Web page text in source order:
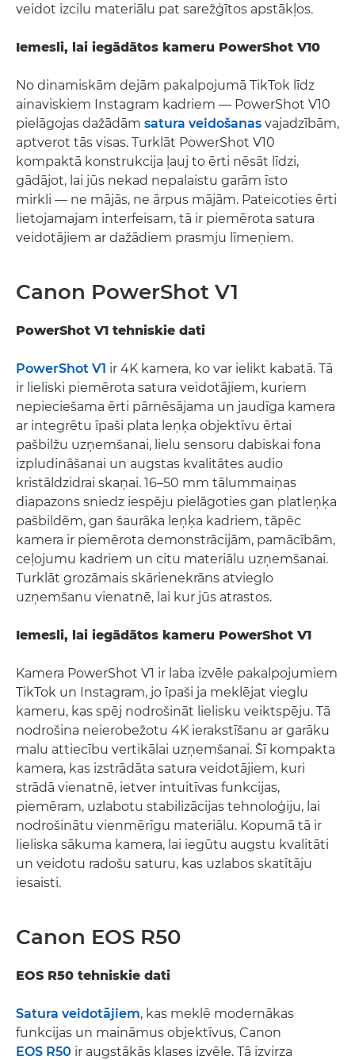
veidot izcilu materiālu pat sarežģītos apstākļos.
Iemesli, lai iegādātos kameru PowerShot V10
No dinamiskām dejām pakalpojumā TikTok līdz
ainaviskiem Instagram kadriem — PowerShot V10
pielāgojas dažādām satura veidošanas vajadzībām,
aptverot tās visas. Turklāt PowerShot V10
kompaktā konstrukcija ļauj to ērti nēsāt līdzi,
gādājot, lai jūs nekad nepalaistu garām īsto
mirkli — ne mājās, ne ārpus mājām. Pateicoties ērti
lietojamajam interfeisam, tā ir piemērota satura
veidotājiem ar dažādiem prasmju līmeņiem.
Canon PowerShot V1
PowerShot V1 tehniskie dati
PowerShot V1 ir 4K kamera, ko var ielikt kabatā. Tā
ir lieliski piemērota satura veidotājiem, kuriem
nepieciešama ērti pārnēsājama un jaudīga kamera
ar integrētu īpaši plata leņķa objektīvu ērtai
pašbilžu uzņemšanai, lielu sensoru dabiskai fona
izpludināšanai un augstas kvalitātes audio
kristāldzidrai skaņai. 16–50 mm tālummaiņas
diapazons sniedz iespēju pielāgoties gan platleņķa
pašbildēm, gan šaurāka leņķa kadriem, tāpēc
kamera ir piemērota demonstrācijām, pamācībām,
ceļojumu kadriem un citu materiālu uzņemšanai.
Turklāt grozāmais skārienekrāns atvieglo
uzņemšanu vienatnē, lai kur jūs atrastos.
Iemesli, lai iegādātos kameru PowerShot V1
Kamera PowerShot V1 ir laba izvēle pakalpojumiem
TikTok un Instagram, jo īpaši ja meklējat vieglu
kameru, kas spēj nodrošināt lielisku veiktspēju. Tā
nodrošina neierobežotu 4K ierakstīšanu ar garāku
malu attiecību vertikālai uzņemšanai. Šī kompakta
kamera, kas izstrādāta satura veidotājiem, kuri
strādā vienatnē, ietver intuitīvas funkcijas,
piemēram, uzlabotu stabilizācijas tehnoloģiju, lai
nodrošinātu vienmērīgu materiālu. Kopumā tā ir
lieliska sākuma kamera, lai iegūtu augstu kvalitāti
un veidotu radošu saturu, kas uzlabos skatītāju
iesaisti.
Canon EOS R50
EOS R50 tehniskie dati
Satura veidotājiem, kas meklē modernākas
funkcijas un maināmus objektīvus, Canon
EOS R50 ir augstākās klases izvēle. Tā izvirza